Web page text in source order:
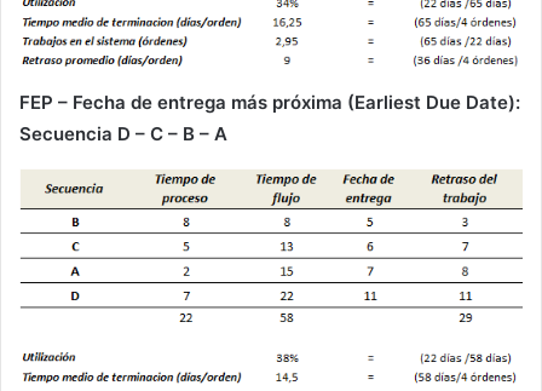
FEP – Fecha de entrega más próxima (Earliest Due Date):
Secuencia D – C – B – A